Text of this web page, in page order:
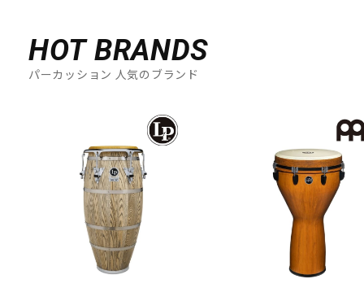
HOT BRANDS
パーカッション 人気のブランド